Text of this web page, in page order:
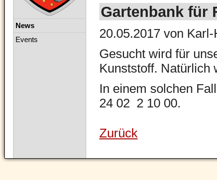
Gartenbank für
20.05.2017 von
Gesucht wird für
Kunststoff. Natürlich
In einem solchen
24 02 2 10 00.
Zurück
Navigation
News
Events
Navigation